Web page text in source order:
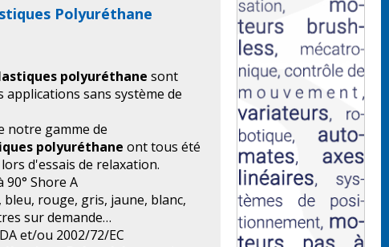
Polyuréthane
polyuréthane sont
applications sans système de
notre gamme de
polyuréthane ont tous été
d'essais de relaxation.
90° Shore A
bleu, rouge, gris, jaune, blanc,
sur demande…
et/ou 2002/72/EC